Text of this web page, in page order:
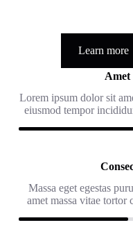
Learn more
Amet
Lorem ipsum dolor sit
eiusmod tempor
Massa eget egestas
amet massa vitae tortor